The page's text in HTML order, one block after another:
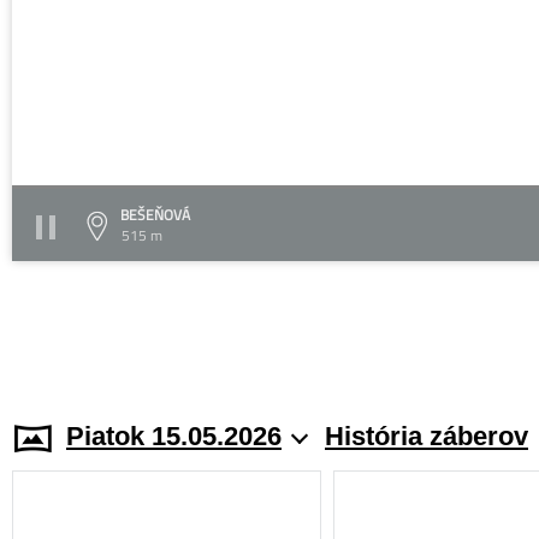
BEŠEŇOVÁ
515 m
Piatok 15.05.2026 História záberov